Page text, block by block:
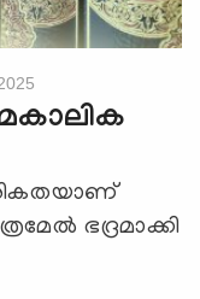
ഭദ്രമാക്കി